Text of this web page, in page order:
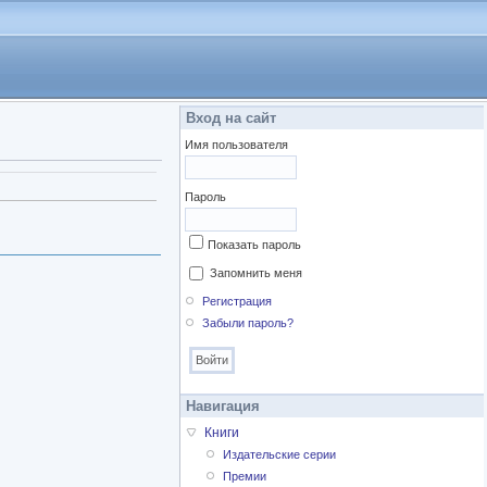
Вход на сайт
Имя пользователя
Пароль
Показать пароль
Запомнить меня
Регистрация
Забыли пароль?
Навигация
Книги
Издательские серии
Премии